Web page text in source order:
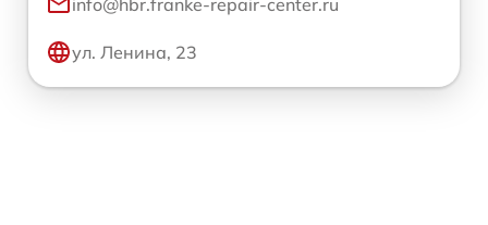
ул. Ленина, 23